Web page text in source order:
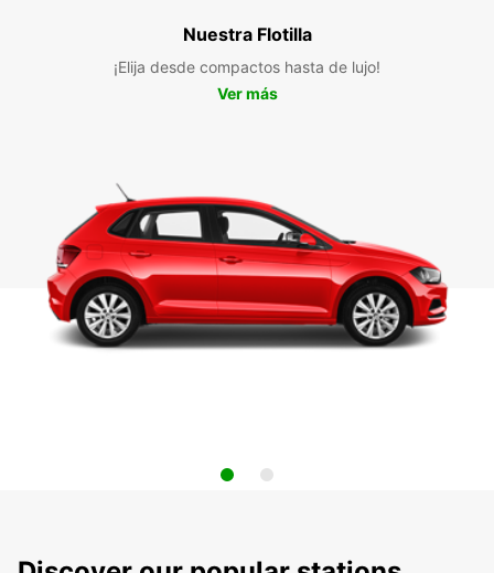
Nuestra Flotilla
¡Elija desde compactos hasta de lujo!
Ver más